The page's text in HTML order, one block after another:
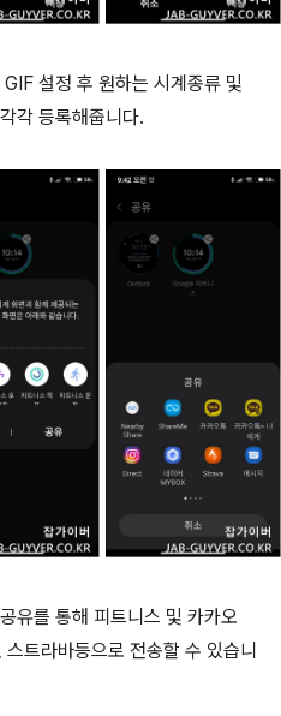
설정 후 원하는 시계종류 및
각 등록해줍니다.
유를 통해 피트니스 및 카카오
트라바등으로 전송할 수 있습니